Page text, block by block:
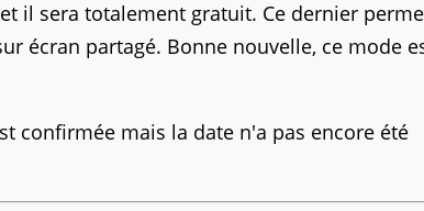
il sera totalement gratuit. Ce dernier
écran partagé. Bonne nouvelle, ce mode
confirmée mais la date n'a pas encore été